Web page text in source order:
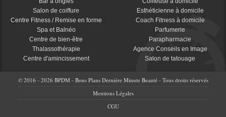
Salon de coiffure
Centre Fitness / Remise en forme
Spa et Balnéo
Centre de bien-être
Thalassothérapie
Centre d'amincissement
Esthéticienne à domicile
Coach Fitness à domicile
Parfumerie
Parapharmacie
Agence Conseils en Image
Salon de tatouage
© 2016 - 2026 BPDM - Bons Plans Dernière Minute Beauté - Tous droits réservés
Mentions Légales
CGU